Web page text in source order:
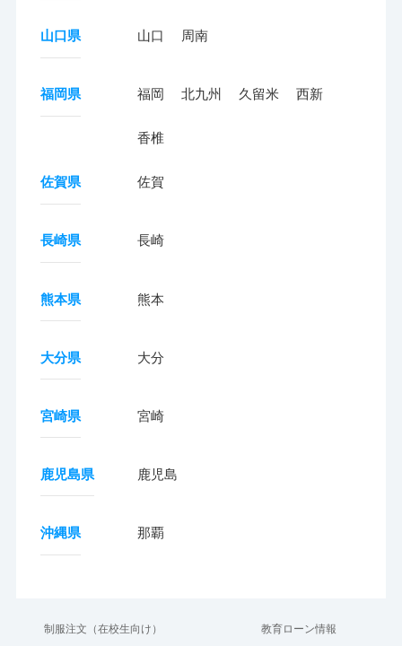
山口県 山口 周南
福岡県 福岡 北九州 久留米 西新
香椎
佐賀県 佐賀
長崎県 長崎
熊本県 熊本
大分県 大分
宮崎県 宮崎
鹿児島県 鹿児島
沖縄県 那覇
制服注文（在校生向け） 教育ローン情報